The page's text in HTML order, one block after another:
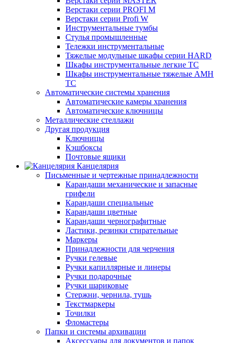
Верстаки серии PROFI M
Верстаки серии Profi W
Инструментальные тумбы
Стулья промышленные
Тележки инструментальные
Тяжелые модульные шкафы серии HARD
Шкафы инструментальные легкие ТС
Шкафы инструментальные тяжелые AMH
TC
Автоматические системы хранения
Автоматические камеры хранения
Автоматические ключницы
Металлические стеллажи
Другая продукция
Ключницы
Кэшбоксы
Почтовые ящики
Канцелярия
Письменные и чертежные принадлежности
Карандаши механические и запасные
грифели
Карандаши специальные
Карандаши цветные
Карандаши чернографитные
Ластики, резинки стирательные
Маркеры
Принадлежности для черчения
Ручки гелевые
Ручки капиллярные и линеры
Ручки подарочные
Ручки шариковые
Стержни, чернила, тушь
Текстмаркеры
Точилки
Фломастеры
Папки и системы архивации
Аксессуары для документов и папок